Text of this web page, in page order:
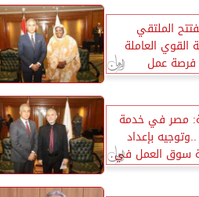
الملتقي
القوي العاملة
مصر في خدمة
بإعداد
سوق العمل في